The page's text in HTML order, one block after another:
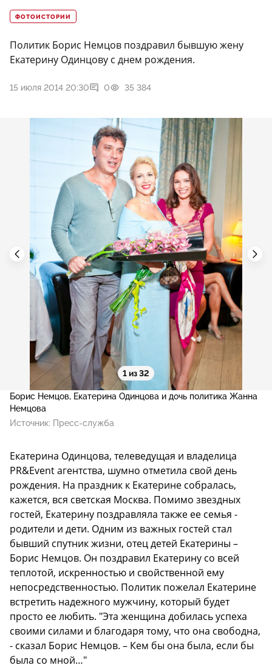
ФОТОИСТОРИИ
Политик Борис Немцов поздравил бывшую жену
Екатерину Одинцову с днем рождения.
15 июля 2014 20:30 0 35 384
1 из 32
Борис Немцов, Екатерина Одинцова и дочь политика Жанна
Немцова
Источник: Пресс-служба
Екатерина Одинцова, телеведущая и владелица
PR&Event агентства, шумно отметила свой день
рождения. На праздник к Екатерине собралась,
кажется, вся светская Москва. Помимо звездных
гостей, Екатерину поздравляла также ее семья -
родители и дети. Одним из важных гостей стал
бывший спутник жизни, отец детей Екатерины –
Борис Немцов. Он поздравил Екатерину со всей
теплотой, искренностью и свойственной ему
непосредственностью. Политик пожелал Екатерине
встретить надежного мужчину, который будет
просто ее любить. "Эта женщина добилась успеха
своими силами и благодаря тому, что она свободна,
- сказал Борис Немцов. – Кем бы она была, если бы
была со мной…"